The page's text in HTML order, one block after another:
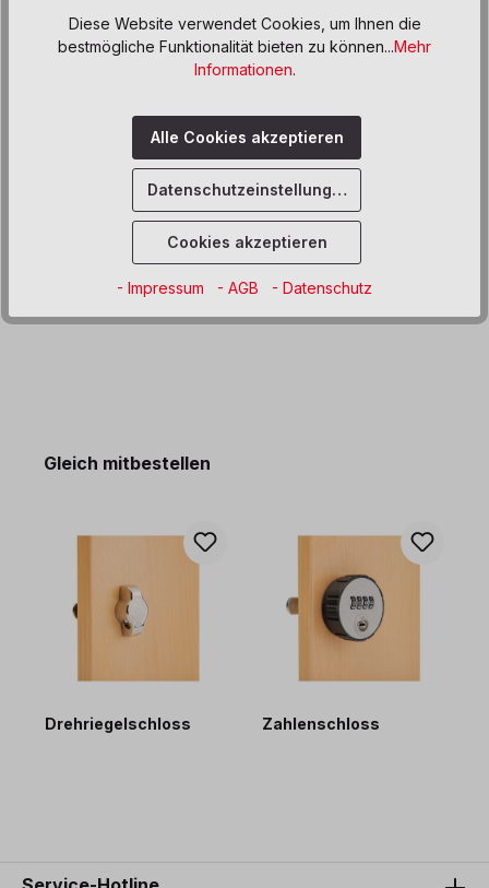
Sofort verfügbar, Lieferzeit: 8-12 Wochen
Informationen und Hinweise
Zertifizierung
Produktgalerie überspringen
Gleich mitbestellen
Drehriegelschloss Zahlenschloss
Diese Website verwendet Cookies, um Ihnen die
bestmögliche Funktionalität bieten zu können...Mehr
Informationen.
Alle Cookies akzeptieren
Datenschutzeinstellungen
Cookies akzeptieren
- Impressum - AGB - Datenschutz